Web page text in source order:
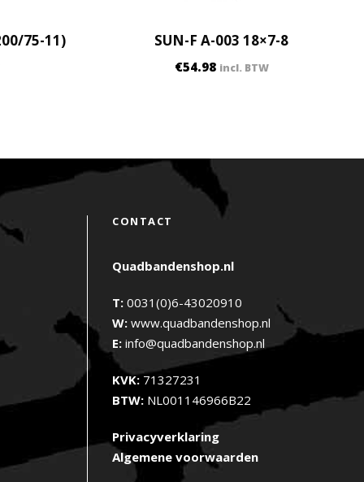
75-11) SUN-F A-003 18×7-8
€54.98 incl. BTW
CONTACT
Quadbandenshop.nl
T: 0031(0)6-43020910
W: www.quadbandenshop.nl
E: info@quadbandenshop.nl
KVK: 71327231
BTW: NL001146966B22
Privacyverklaring
Algemene voorwaarden